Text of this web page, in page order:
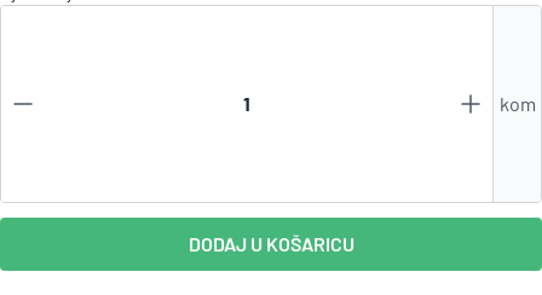
kom
DODAJ U KOŠARICU